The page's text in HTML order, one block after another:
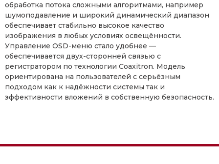
обработка потока сложными алгоритмами, например
шумоподавление и широкий динамический диапазон
обеспечивает стабильно высокое качество
изображения в любых условиях освещённости.
Управление OSD-меню стало удобнее —
обеспечивается двух-сторонней связью с
регистратором по технологии Coaxitron. Модель
ориентирована на пользователей с серьёзным
подходом как к надёжности системы так и
эффективности вложений в собственную безопасность.